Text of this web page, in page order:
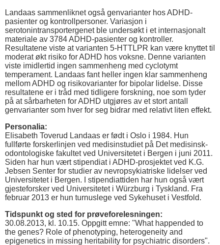
Landaas sammenliknet også genvarianter hos ADHD-
pasienter og kontrollpersoner. Variasjon i
serotonintransportergenet ble undersøkt i et internasjonalt
materiale av 3784 ADHD-pasienter og kontroller.
Resultatene viste at varianten 5-HTTLPR kan være knyttet til
moderat økt risiko for ADHD hos voksne. Denne varianten
viste imidlertid ingen sammenheng med cyclotymt
temperament. Landaas fant heller ingen klar sammenheng
mellom ADHD og risikovarianter for bipolar lidelse. Disse
resultatene er i tråd med tidligere forskning, noe som tyder
på at sårbarheten for ADHD utgjøres av et stort antall
genvarianter som hver for seg bidrar med relativt liten effekt.
Personalia:
Elisabeth Toverud Landaas er født i Oslo i 1984. Hun
fullførte forskerlinjen ved medisinstudiet på Det medisinsk-
odontologiske fakultet ved Universitetet i Bergen i juni 2011.
Siden har hun vært stipendiat i ADHD-prosjektet ved K.G.
Jebsen Senter for studier av nevropsykiatriske lidelser ved
Universitetet i Bergen. I stipendiattiden har hun også vært
gjesteforsker ved Universitetet i Würzburg i Tyskland. Fra
februar 2013 er hun turnuslege ved Sykehuset i Vestfold.
Tidspunkt og sted for prøveforelesningen:
30.08.2013, kl. 10.15. Oppgitt emne: "What happended to
the genes? Role of phenotyping, heterogeneity and
epigenetics in missing heritability for psychiatric disorders".